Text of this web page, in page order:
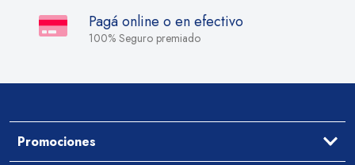
Pagá online o en efectivo
100% Seguro premiado
Promociones